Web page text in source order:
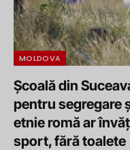
MOLDOVA
Școală din
pentru segregare
etnie romă ar
sport, fără toalete